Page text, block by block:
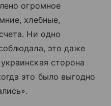
огромное
хлебные,
Ни одно
это даже
сторона
это было выгодно